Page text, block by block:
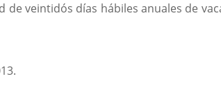
veintidós días hábiles anuales de